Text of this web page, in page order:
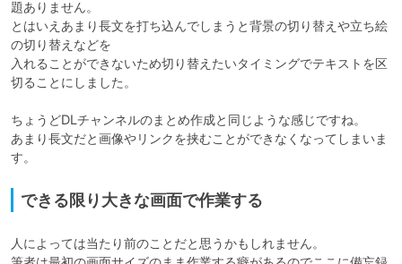
題ありません。
とはいえあまり長文を打ち込んでしまうと背景の切り替えや立ち絵
の切り替えなどを
入れることができないため切り替えたいタイミングでテキストを区
切ることにしました。
ちょうどDLチャンネルのまとめ作成と同じような感じですね。
あまり長文だと画像やリンクを挟むことができなくなってしまいま
す。
できる限り大きな画面で作業する
人によっては当たり前のことだと思うかもしれません。